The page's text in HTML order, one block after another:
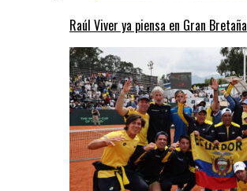
Raúl Viver ya piensa en Gran Bretaña